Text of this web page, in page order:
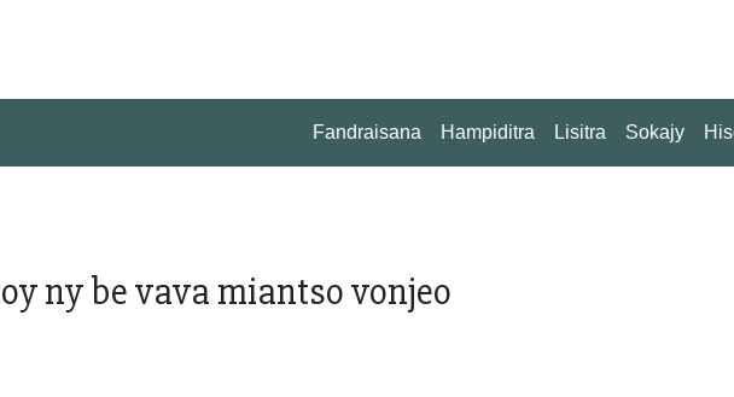
Fandraisana Hampiditra Lisitra Sokajy
ny be vava miantso vonjeo